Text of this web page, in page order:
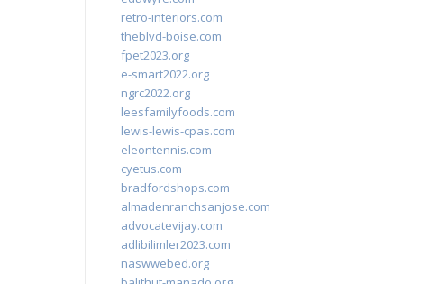
retro-interiors.com
theblvd-boise.com
fpet2023.org
e-smart2022.org
ngrc2022.org
leesfamilyfoods.com
lewis-lewis-cpas.com
eleontennis.com
cyetus.com
bradfordshops.com
almadenranchsanjose.com
advocatevijay.com
adlibilimler2023.com
naswwebed.org